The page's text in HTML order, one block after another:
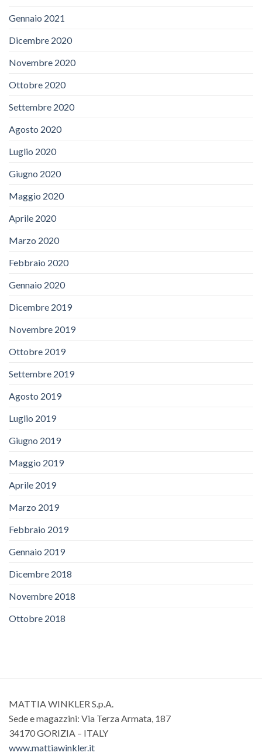
Gennaio 2021
Dicembre 2020
Novembre 2020
Ottobre 2020
Settembre 2020
Agosto 2020
Luglio 2020
Giugno 2020
Maggio 2020
Aprile 2020
Marzo 2020
Febbraio 2020
Gennaio 2020
Dicembre 2019
Novembre 2019
Ottobre 2019
Settembre 2019
Agosto 2019
Luglio 2019
Giugno 2019
Maggio 2019
Aprile 2019
Marzo 2019
Febbraio 2019
Gennaio 2019
Dicembre 2018
Novembre 2018
Ottobre 2018
MATTIA WINKLER S.p.A.
Sede e magazzini: Via Terza Armata, 187
34170 GORIZIA – ITALY
www.mattiawinkler.it